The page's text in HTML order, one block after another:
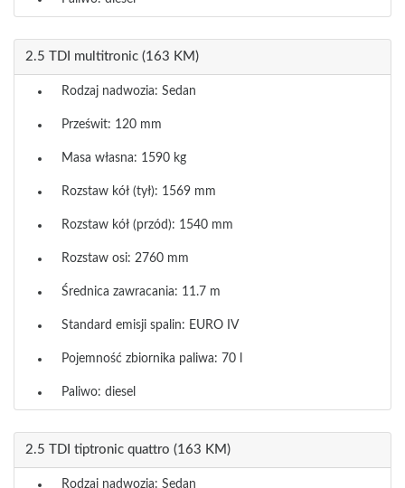
2.5 TDI multitronic (163 KM)
Rodzaj nadwozia: Sedan
Prześwit: 120 mm
Masa własna: 1590 kg
Rozstaw kół (tył): 1569 mm
Rozstaw kół (przód): 1540 mm
Rozstaw osi: 2760 mm
Średnica zawracania: 11.7 m
Standard emisji spalin: EURO IV
Pojemność zbiornika paliwa: 70 l
Paliwo: diesel
2.5 TDI tiptronic quattro (163 KM)
Rodzaj nadwozia: Sedan